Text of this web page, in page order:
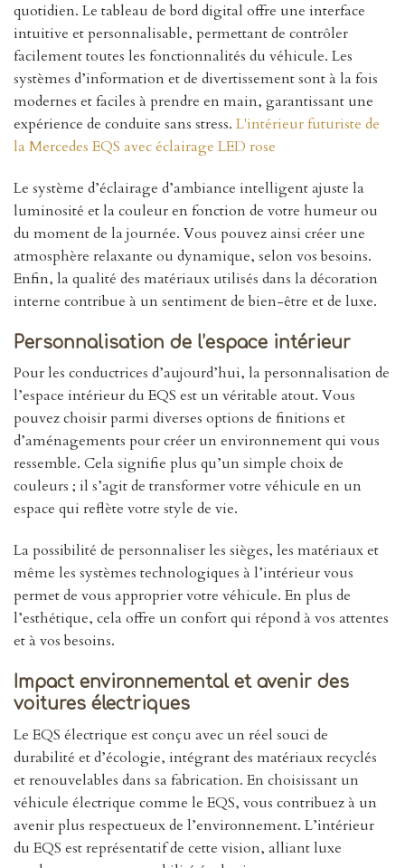
quotidien. Le tableau de bord digital offre une interface
intuitive et personnalisable, permettant de contrôler
facilement toutes les fonctionnalités du véhicule. Les
systèmes d’information et de divertissement sont à la fois
modernes et faciles à prendre en main, garantissant une
expérience de conduite sans stress. L'intérieur futuriste de
la Mercedes EQS avec éclairage LED rose
Le système d’éclairage d’ambiance intelligent ajuste la
luminosité et la couleur en fonction de votre humeur ou
du moment de la journée. Vous pouvez ainsi créer une
atmosphère relaxante ou dynamique, selon vos besoins.
Enfin, la qualité des matériaux utilisés dans la décoration
interne contribue à un sentiment de bien-être et de luxe.
Personnalisation de l’espace intérieur
Pour les conductrices d’aujourd’hui, la personnalisation de
l’espace intérieur du EQS est un véritable atout. Vous
pouvez choisir parmi diverses options de finitions et
d’aménagements pour créer un environnement qui vous
ressemble. Cela signifie plus qu’un simple choix de
couleurs ; il s’agit de transformer votre véhicule en un
espace qui reflète votre style de vie.
La possibilité de personnaliser les sièges, les matériaux et
même les systèmes technologiques à l’intérieur vous
permet de vous approprier votre véhicule. En plus de
l’esthétique, cela offre un confort qui répond à vos attentes
et à vos besoins.
Impact environnemental et avenir des
voitures électriques
Le EQS électrique est conçu avec un réel souci de
durabilité et d’écologie, intégrant des matériaux recyclés
et renouvelables dans sa fabrication. En choisissant un
véhicule électrique comme le EQS, vous contribuez à un
avenir plus respectueux de l’environnement. L’intérieur
du EQS est représentatif de cette vision, alliant luxe